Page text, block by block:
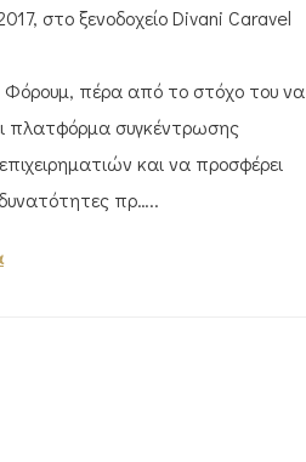
στο ξενοδοχείο Divani Caravel
Φόρουμ, πέρα από το στόχο του να
πλατφόρμα συγκέντρωσης
και να προσφέρει
πρ…..